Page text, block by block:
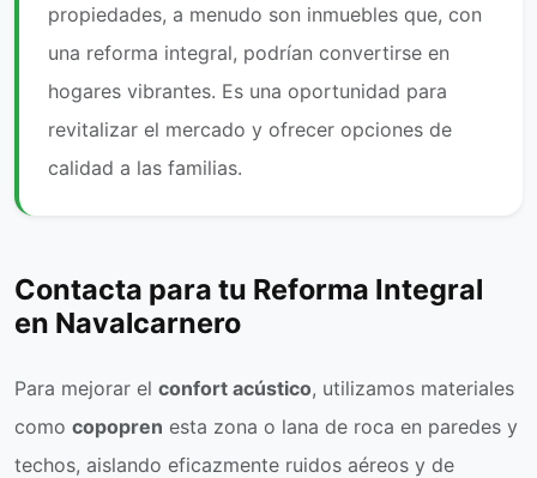
propiedades, a menudo son inmuebles que, con
una reforma integral, podrían convertirse en
hogares vibrantes. Es una oportunidad para
revitalizar el mercado y ofrecer opciones de
calidad a las familias.
Contacta para tu Reforma Integral
en Navalcarnero
Para mejorar el confort acústico, utilizamos materiales
como copopren esta zona o lana de roca en paredes y
techos, aislando eficazmente ruidos aéreos y de